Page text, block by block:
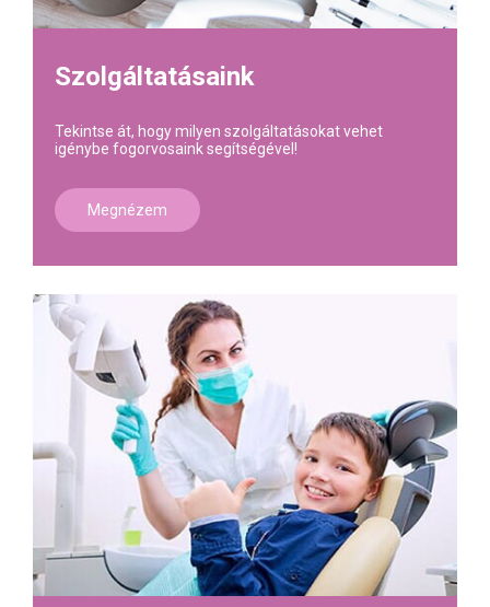
Szolgáltatásaink
Tekintse át, hogy milyen szolgáltatásokat vehet
igénybe fogorvosaink segítségével!
Megnézem